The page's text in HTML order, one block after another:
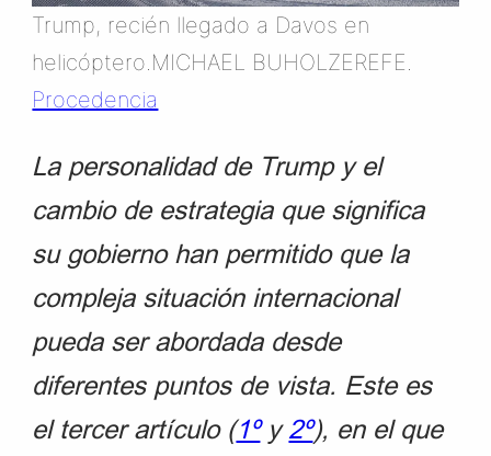
Trump, recién llegado a Davos en
helicóptero.MICHAEL BUHOLZEREFE.
Procedencia
La personalidad de Trump y el
cambio de estrategia que significa
su gobierno han permitido que la
compleja situación internacional
pueda ser abordada desde
diferentes puntos de vista. Este es
el tercer artículo (1ºy2º), en el que